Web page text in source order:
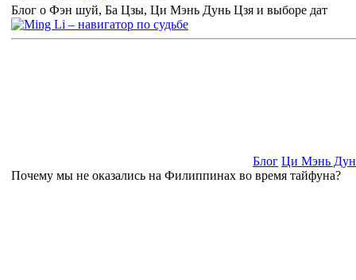
Блог о Фэн шуй, Ба Цзы, Ци Мэнь Дунь Цзя и выборе дат
Блог Ци Мэнь
Почему мы не оказались на Филиппинах во время тайфуна?